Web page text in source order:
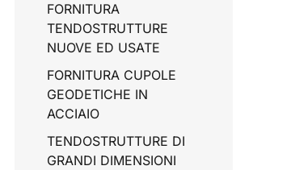
FORNITURA
TENDOSTRUTTURE
NUOVE ED USATE
FORNITURA CUPOLE
GEODETICHE IN
ACCIAIO
TENDOSTRUTTURE DI
GRANDI DIMENSIONI